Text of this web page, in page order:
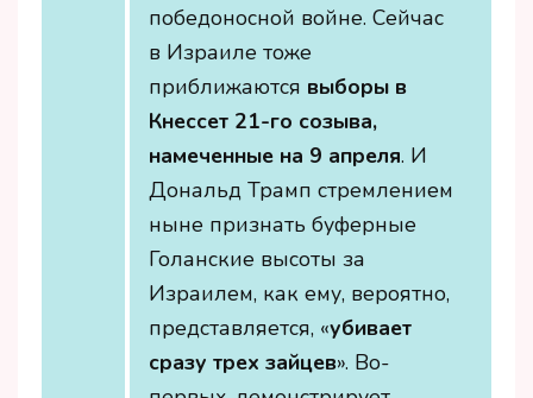
победоносной войне. Сейчас
в Израиле тоже
приближаются выборы в
Кнессет 21-го созыва,
намеченные на 9 апреля. И
Дональд Трамп стремлением
ныне признать буферные
Голанские высоты за
Израилем, как ему, вероятно,
представляется, «убивает
сразу трех зайцев». Во-